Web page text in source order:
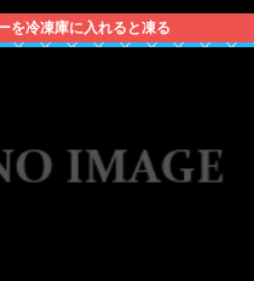
を冷凍庫に入れると凍る